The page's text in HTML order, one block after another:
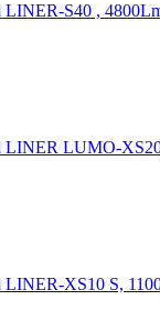
S40 ,
LINER LUMO-
XS10 S,